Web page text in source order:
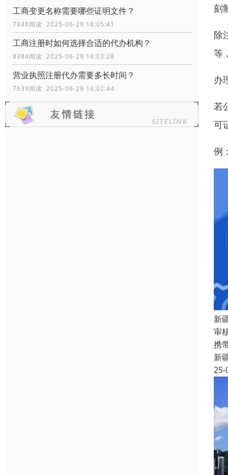
工商变更名称需要哪些证明文件？
7848阅读 2025-06-29 16:05:41
工商注册时如何选择合适的代办机构？
8384阅读 2025-06-29 16:03:28
营业执照注册代办需要多长时间？
7639阅读 2025-06-29 16:02:44
刻
除
等
办
若
可
例
新
审
携
新
25-